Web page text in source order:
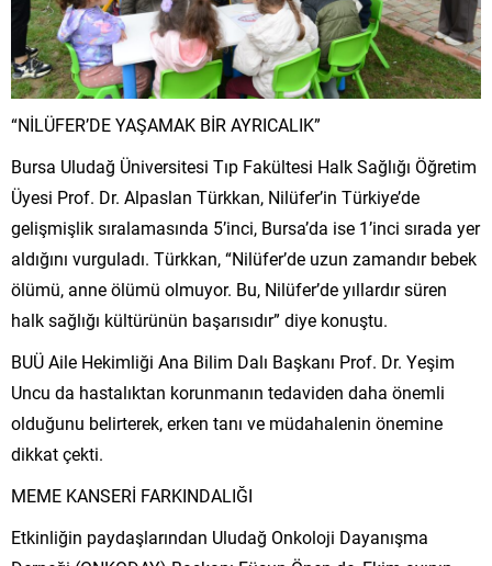
“NİLÜFER’DE YAŞAMAK BİR AYRICALIK”
Bursa Uludağ Üniversitesi Tıp Fakültesi Halk Sağlığı Öğretim
Üyesi Prof. Dr. Alpaslan Türkkan, Nilüfer’in Türkiye’de
gelişmişlik sıralamasında 5’inci, Bursa’da ise 1’inci sırada yer
aldığını vurguladı. Türkkan, “Nilüfer’de uzun zamandır bebek
ölümü, anne ölümü olmuyor. Bu, Nilüfer’de yıllardır süren
halk sağlığı kültürünün başarısıdır” diye konuştu.
BUÜ Aile Hekimliği Ana Bilim Dalı Başkanı Prof. Dr. Yeşim
Uncu da hastalıktan korunmanın tedaviden daha önemli
olduğunu belirterek, erken tanı ve müdahalenin önemine
dikkat çekti.
MEME KANSERİ FARKINDALIĞI
Etkinliğin paydaşlarından Uludağ Onkoloji Dayanışma